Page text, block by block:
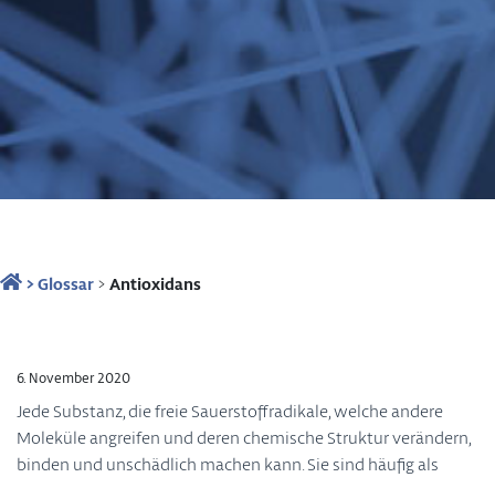
>Glossar>Antioxidans
6. November 2020
Jede Substanz, die freie Sauerstoffradikale, welche andere
Moleküle angreifen und deren chemische Struktur verändern,
binden und unschädlich machen kann. Sie sind häufig als